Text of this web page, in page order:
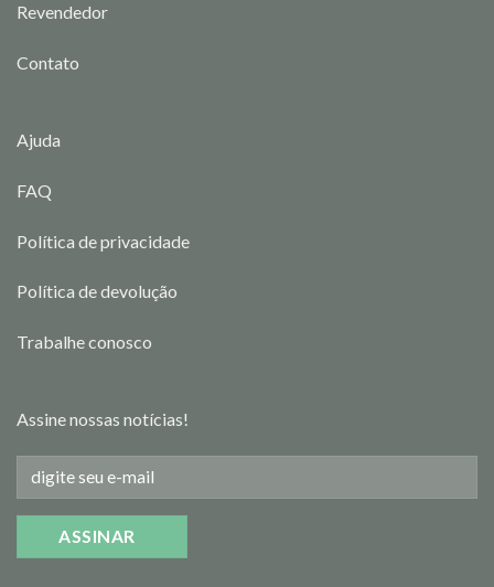
Revendedor
Contato
Ajuda
FAQ
Política de privacidade
Política de devolução
Trabalhe conosco
Assine nossas notícias!